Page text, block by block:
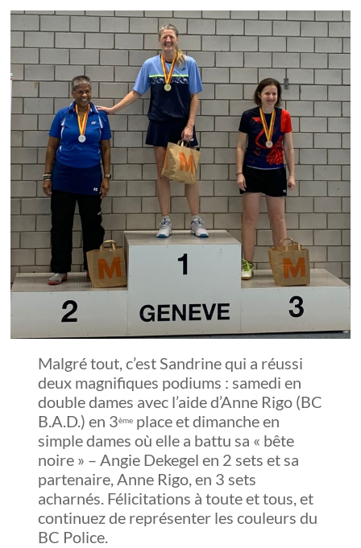
Malgré tout, c’est Sandrine qui a réussi
deux magnifiques podiums : samedi en
double dames avec l’aide d’Anne Rigo (BC
B.A.D.) en 3ème place et dimanche en
simple dames où elle a battu sa « bête
noire » – Angie Dekegel en 2 sets et sa
partenaire, Anne Rigo, en 3 sets
acharnés. Félicitations à toute et tous, et
continuez de représenter les couleurs du
BC Police.